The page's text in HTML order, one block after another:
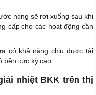
nóng sẽ rơi xuống sau khi
cấp cho các hoạt động cần
có khả năng chịu được tải
bền cực kỳ cao.
nhiệt BKK trên thị